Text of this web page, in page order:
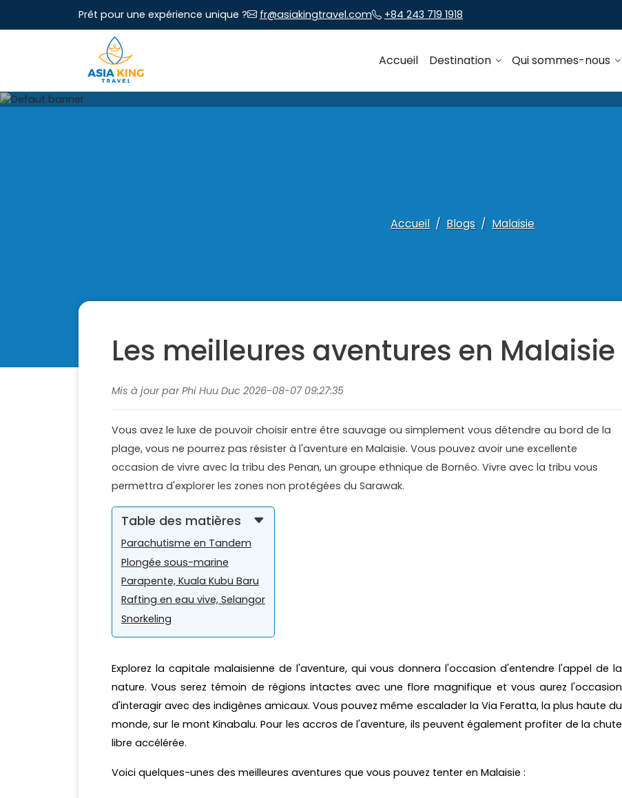
Prêt pour une expérience unique ? fr@asiakingtravel.com +84 243 719 1918
Accueil Destination Qui sommes-nous
Accueil Blogs Malaisie
Les meilleures aventures en Malaisie
Mis à jour par Phi Huu Duc 2026-08-07 09:27:35
Vous avez le luxe de pouvoir choisir entre être sauvage ou simplement vous détendre au bord de la
plage, vous ne pourrez pas résister à l'aventure en Malaisie. Vous pouvez avoir une excellente
occasion de vivre avec la tribu des Penan, un groupe ethnique de Bornéo. Vivre avec la tribu vous
permettra d'explorer les zones non protégées du Sarawak.
Table des matières
Parachutisme en Tandem
Plongée sous-marine
Parapente, Kuala Kubu Baru
Rafting en eau vive, Selangor
Snorkeling
Explorez la capitale malaisienne de l'aventure, qui vous donnera l'occasion d'entendre l'appel de la
nature. Vous serez témoin de régions intactes avec une flore magnifique et vous aurez l'occasion
d'interagir avec des indigènes amicaux. Vous pouvez même escalader la Via Feratta, la plus haute du
monde, sur le mont Kinabalu. Pour les accros de l'aventure, ils peuvent également profiter de la chute
libre accélérée.
Voici quelques-unes des meilleures aventures que vous pouvez tenter en Malaisie :